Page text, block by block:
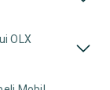
OLX